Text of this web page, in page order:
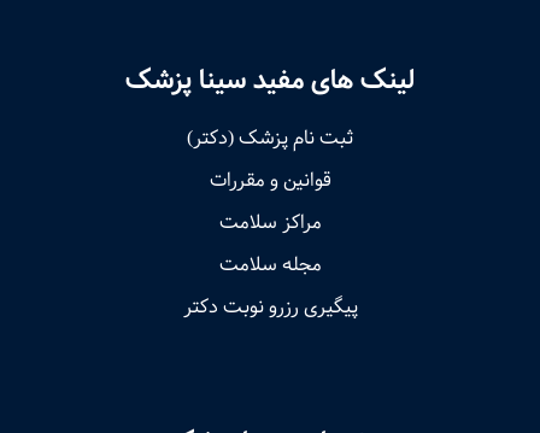
لینک های مفید سینا پزشک
ثبت نام پزشک (دکتر)
قوانین و مقررات
مراکز سلامت
مجله سلامت
پیگیری رزرو نوبت دکتر